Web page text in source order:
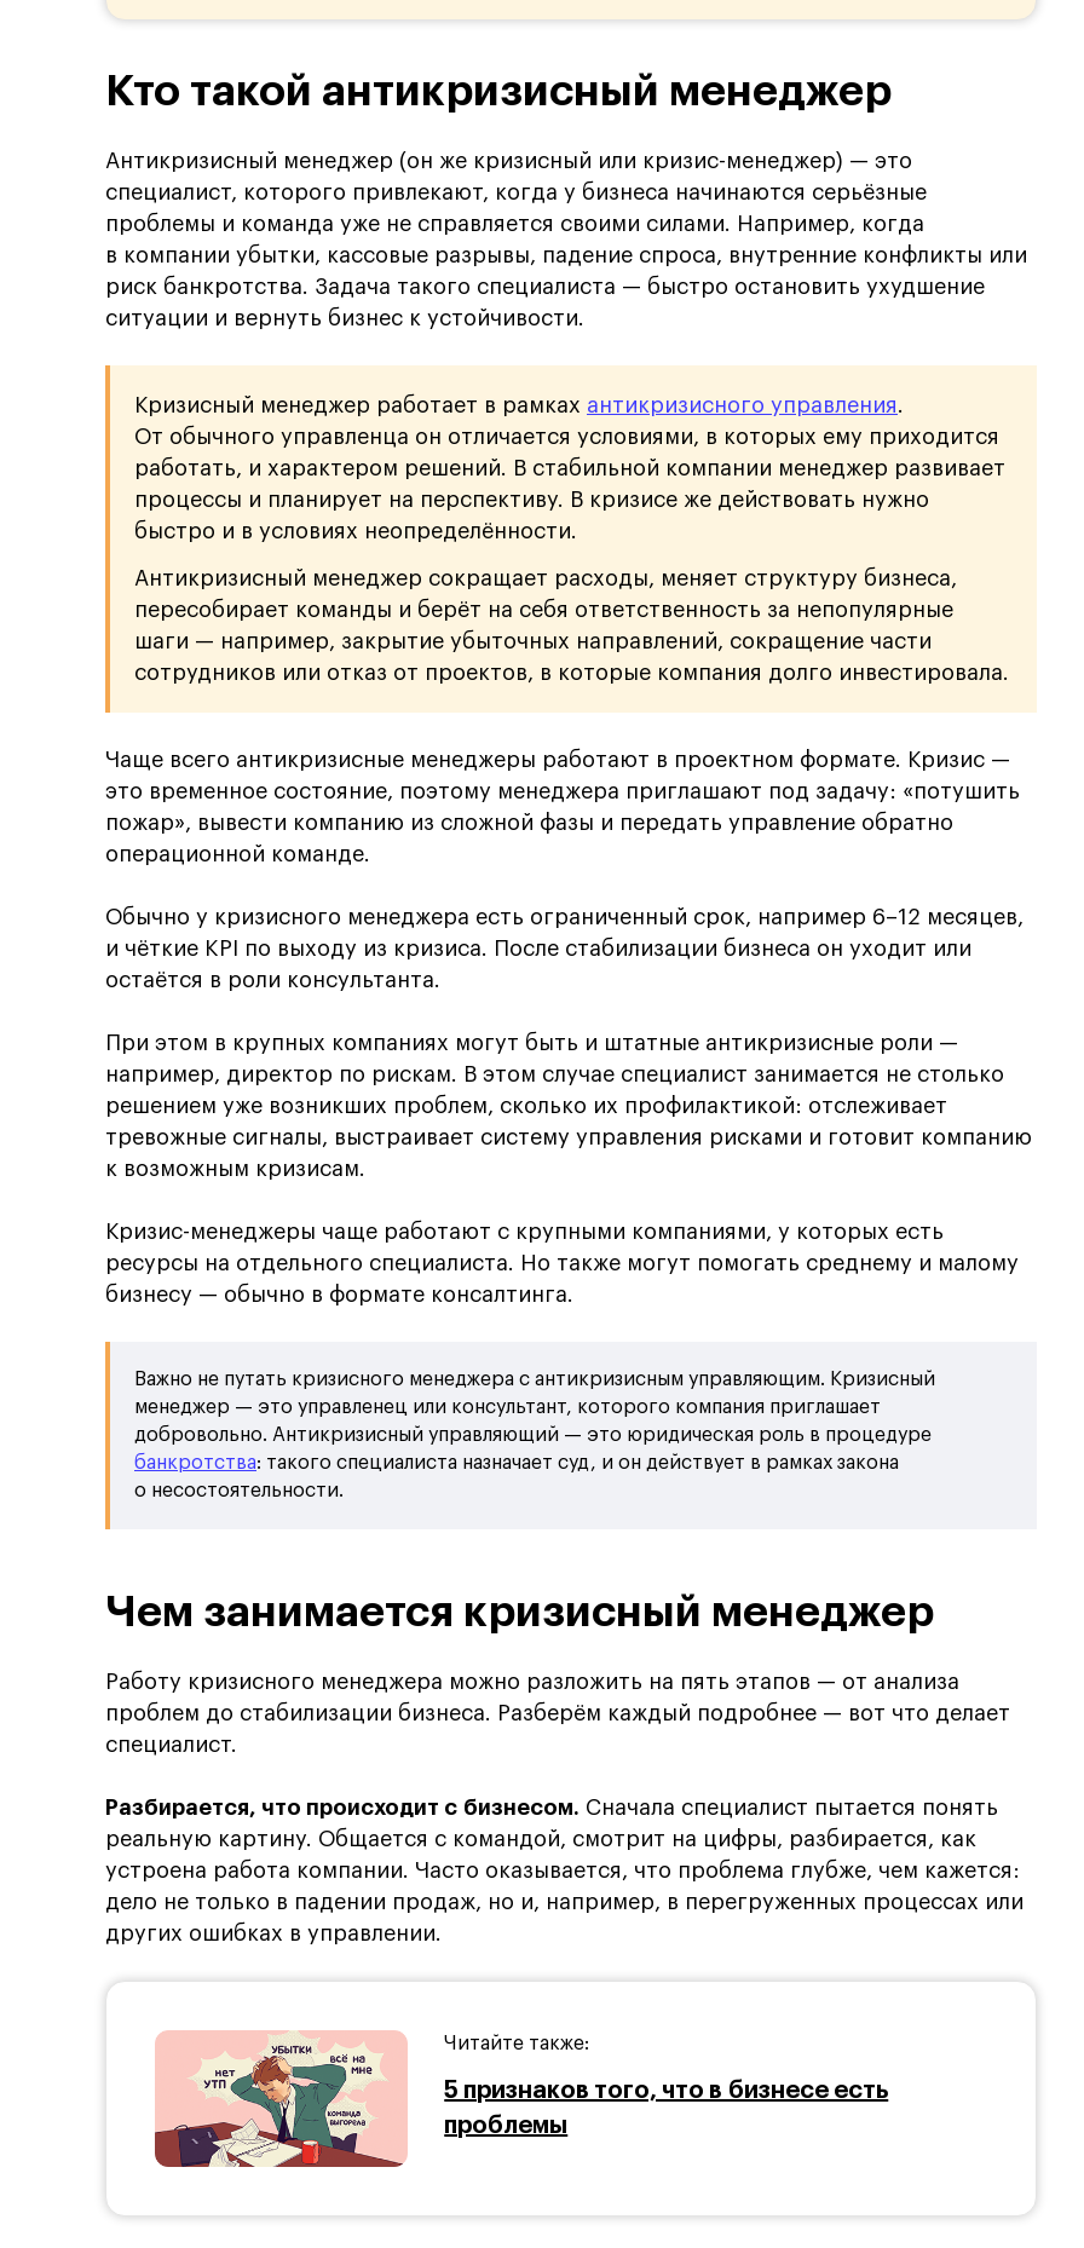
Кто такой антикризисный менеджер
Антикризисный менеджер (он же кризисный или кризис-менеджер) — это
специалист, которого привлекают, когда у бизнеса начинаются серьёзные
проблемы и команда уже не справляется своими силами. Например, когда
в компании убытки, кассовые разрывы, падение спроса, внутренние конфликты или
риск банкротства. Задача такого специалиста — быстро остановить ухудшение
ситуации и вернуть бизнес к устойчивости.
Кризисный менеджер работает в рамках антикризисного управления.
От обычного управленца он отличается условиями, в которых ему приходится
работать, и характером решений. В стабильной компании менеджер развивает
процессы и планирует на перспективу. В кризисе же действовать нужно
быстро и в условиях неопределённости.
Антикризисный менеджер сокращает расходы, меняет структуру бизнеса,
пересобирает команды и берёт на себя ответственность за непопулярные
шаги — например, закрытие убыточных направлений, сокращение части
сотрудников или отказ от проектов, в которые компания долго инвестировала.
Чаще всего антикризисные менеджеры работают в проектном формате. Кризис —
это временное состояние, поэтому менеджера приглашают под задачу: «потушить
пожар», вывести компанию из сложной фазы и передать управление обратно
операционной команде.
Обычно у кризисного менеджера есть ограниченный срок, например 6–12 месяцев,
и чёткие KPI по выходу из кризиса. После стабилизации бизнеса он уходит или
остаётся в роли консультанта.
При этом в крупных компаниях могут быть и штатные антикризисные роли —
например, директор по рискам. В этом случае специалист занимается не столько
решением уже возникших проблем, сколько их профилактикой: отслеживает
тревожные сигналы, выстраивает систему управления рисками и готовит компанию
к возможным кризисам.
Кризис-менеджеры чаще работают с крупными компаниями, у которых есть
ресурсы на отдельного специалиста. Но также могут помогать среднему и малому
бизнесу — обычно в формате консалтинга.
Важно не путать кризисного менеджера с антикризисным управляющим. Кризисный
менеджер — это управленец или консультант, которого компания приглашает
добровольно. Антикризисный управляющий — это юридическая роль в процедуре
банкротства: такого специалиста назначает суд, и он действует в рамках закона
о несостоятельности.
Чем занимается кризисный менеджер
Работу кризисного менеджера можно разложить на пять этапов — от анализа
проблем до стабилизации бизнеса. Разберём каждый подробнее — вот что делает
специалист.
Разбирается, что происходит с бизнесом. Сначала специалист пытается понять
реальную картину. Общается с командой, смотрит на цифры, разбирается, как
устроена работа компании. Часто оказывается, что проблема глубже, чем кажется:
дело не только в падении продаж, но и, например, в перегруженных процессах или
других ошибках в управлении.
Читайте также:
5 признаков того, что в бизнесе есть
проблемы